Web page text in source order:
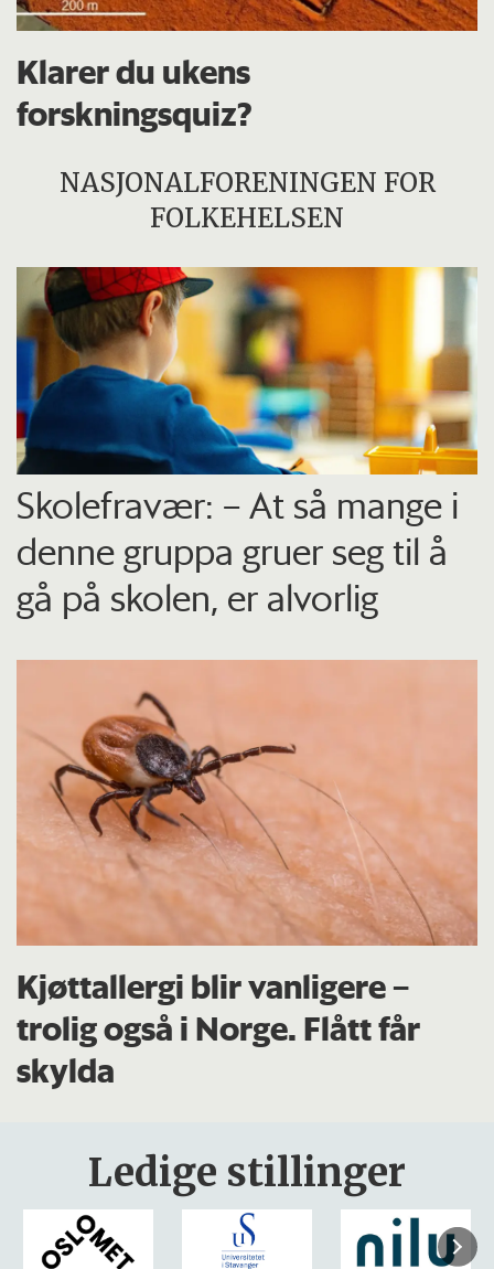
Klarer du ukens
forskningsquiz?
NASJONALFORENINGEN FOR
FOLKEHELSEN
Skolefravær: – At så mange i
denne gruppa gruer seg til å
gå på skolen, er alvorlig
Kjøttallergi blir vanligere –
trolig også i Norge. Flått får
skylda
Ledige stillinger